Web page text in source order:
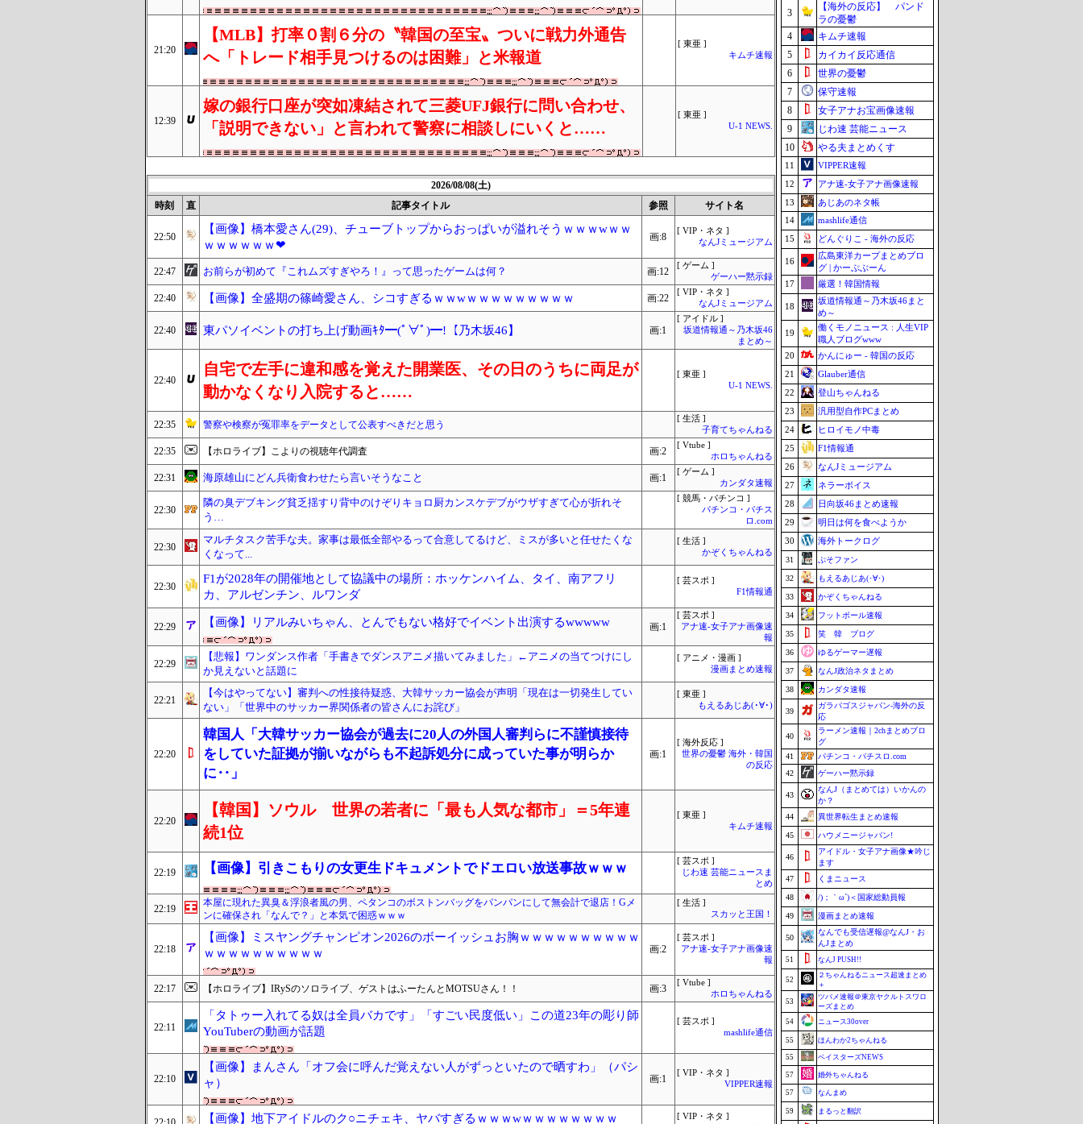
21:20
【MLB】打率０割６分の〝韓国の至宝〟ついに戦力外通告
へ「トレード相手見つけるのは困難」と米報道
[ 東亜 ]
キムチ速報
12:39
嫁の銀行口座が突如凍結されて三菱UFJ銀行に問い合わせ、
「説明できない」と言われて警察に相談しにいくと……
[ 東亜 ]
U-1 NEWS.
2026/08/08(土)
時刻
直 記事タイトル 参照 サイト名
22:50
【画像】橋本愛さん(29)、チューブトップからおっぱいが溢れそうｗｗｗwｗｗ
ｗｗｗｗｗｗ❤
画:8
[ VIP・ネタ ]
なんJミュージアム
22:47 お前らが初めて『これムズすぎやろ！』って思ったゲームは何？ 画:12
[ ゲーム ]
ゲーハー黙示録
22:40 【画像】全盛期の篠崎愛さん、シコすぎるｗｗwｗｗｗｗｗｗｗｗｗ 画:22
[ VIP・ネタ ]
なんJミュージアム
22:40 東パソイベントの打ち上げ動画ｷﾀ━(ﾟ∀ﾟ)━!【乃木坂46】 画:1
[ アイドル ]
坂道情報通～乃木坂46
まとめ～
22:40
自宅で左手に違和感を覚えた開業医、その日のうちに両足が
動かなくなり入院すると……
[ 東亜 ]
U-1 NEWS.
22:35 警察や検察が冤罪率をデータとして公表すべきだと思う
[ 生活 ]
子育てちゃんねる
22:35 【ホロライブ】こよりの視聴年代調査 画:2
[ Vtube ]
ホロちゃんねる
22:31 海原雄山にどん兵衛食わせたら言いそうなこと 画:1
[ ゲーム ]
カンダタ速報
22:30
隣の臭デブキング貧乏揺すり背中のけぞりキョロ厨カンスケデブがウザすぎて心が折れそ
う…
[ 競馬・パチンコ ]
パチンコ・パチス
ロ.com
22:30
マルチタスク苦手な夫。家事は最低全部やるって合意してるけど、ミスが多いと任せたくな
くなって...
[ 生活 ]
かぞくちゃんねる
22:30
F1が2028年の開催地として協議中の場所：ホッケンハイム、タイ、南アフリ
カ、アルゼンチン、ルワンダ
[ 芸スポ ]
F1情報通
22:29 【画像】リアルみいちゃん、とんでもない格好でイベント出演するwwwww 画:1
[ 芸スポ ]
アナ速‐女子アナ画像速
報
22:29
【悲報】ワンダンス作者「手書きでダンスアニメ描いてみました」←アニメの当てつけにし
か見えないと話題に
[ アニメ・漫画 ]
漫画まとめ速報
22:21
【今はやってない】審判への性接待疑惑、大韓サッカー協会が声明「現在は一切発生してい
ない」「世界中のサッカー界関係者の皆さんにお詫び」
[ 東亜 ]
もえるあじあ(･∀･)
22:20
韓国人「大韓サッカー協会が過去に20人の外国人審判らに不謹慎接待
をしていた証拠が揃いながらも不起訴処分に成っていた事が明らか
に‥」
画:1
[ 海外反応 ]
世界の憂鬱 海外・韓国
の反応
22:20
【韓国】ソウル 世界の若者に「最も人気な都市」＝5年連
続1位
[ 東亜 ]
キムチ速報
22:19 【画像】引きこもりの女更生ドキュメントでドエロい放送事故ｗｗｗ
[ 芸スポ ]
じわ速 芸能ニュースま
とめ
22:19
本屋に現れた異臭＆浮浪者風の男、ペタンコのボストンバッグをパンパンにして無会計で退店！Gメ
ンに確保され「なんで？」と本気で困惑ｗｗｗ
[ 生活 ]
スカッと王国！
22:18
【画像】ミスヤングチャンピオン2026のボーイッシュお胸ｗｗｗｗｗｗｗｗｗｗ
ｗｗｗｗｗｗｗｗｗｗ
画:2
[ 芸スポ ]
アナ速‐女子アナ画像速
報
22:17 【ホロライブ】IRySのソロライブ、ゲストはふーたんとMOTSUさん！！ 画:3
[ Vtube ]
ホロちゃんねる
22:11
「タトゥー入れてる奴は全員バカです」「すごい民度低い」この道23年の彫り師
YouTuberの動画が話題
[ 芸スポ ]
mashlife通信
22:10
【画像】まんさん「オフ会に呼んだ覚えない人がずっといたので晒すわ」（パシ
ャ）
画:1
[ VIP・ネタ ]
VIPPER速報
【画像】地下アイドルのク○ニチェキ、ヤバすぎるｗｗｗwｗｗｗｗｗｗｗｗ
[ VIP・ネタ ]
3
【海外の反応】 パンド
ラの憂鬱
4
キムチ速報
5
カイカイ反応通信
6
世界の憂鬱
7
保守速報
8
女子アナお宝画像速報
9
じわ速 芸能ニュース
10
やる夫まとめくす
11
VIPPER速報
12
アナ速‐女子アナ画像速報
13
あじあのネタ帳
14
mashlife通信
15
どんぐりこ - 海外の反応
16
広島東洋カープまとめブロ
グ | かーぷぶーん
17
厳選！韓国情報
18
坂道情報通～乃木坂46まと
め～
19
働くモノニュース : 人生VIP
職人ブログwww
20
かんにゅー - 韓国の反応
21
Glauber通信
22
登山ちゃんねる
23
汎用型自作PCまとめ
24
ヒロイモノ中毒
25
F1情報通
26
なんJミュージアム
27
ネラーボイス
28
日向坂46まとめ速報
29
明日は何を食べようか
30
海外トークログ
31 ぷそファン
32 もえるあじあ(･∀･)
33 かぞくちゃんねる
34 フットボール速報
35 笑 韓 ブログ
36 ゆるゲーマー遅報
37 なんJ政治ネタまとめ
38 カンダタ速報
39
ガラパゴスジャパン-海外の反
応
40
ラーメン速報｜2chまとめブロ
グ
41
パチンコ・パチスロ.com
42
ゲーハー黙示録
43
なんJ（まとめては）いかんの
か？
44
異世界転生まとめ速報
45 ハウメニージャパン!
46
アイドル・女子アナ画像★吟じ
ます
47
くまニュース
48 /)；｀ω´)＜国家総動員報
49 漫画まとめ速報
50
なんでも受信遅報@なんJ・お
んJまとめ
51 なんJ PUSH!!
52
２ちゃんねるニュース超速まとめ
＋
53
ツバメ速報＠東京ヤクルトスワロ
ーズまとめ
54
ニュース30over
55 ほんわか2ちゃんねる
55 ベイスターズNEWS
57 婚外ちゃんねる
57 なんまめ
59 まるっと翻訳